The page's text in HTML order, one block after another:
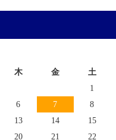
木 金
土
1
6 7
8
13 14
15
20 21 22